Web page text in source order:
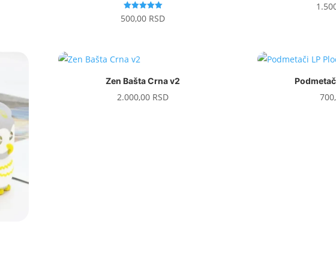
Ocenjeno
sa
500,00 RSD
Zen Bašta Crna v2
2.000,00 RSD